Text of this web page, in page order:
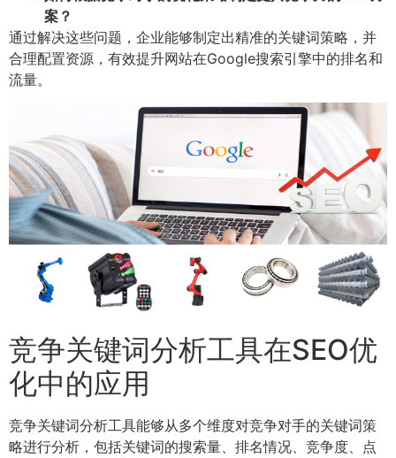
案？
通过解决这些问题，企业能够制定出精准的关键词策略，并
合理配置资源，有效提升网站在Google搜索引擎中的排名和
流量。
竞争关键词分析工具在SEO优
化中的应用
竞争关键词分析工具能够从多个维度对竞争对手的关键词策
略进行分析，包括关键词的搜索量、排名情况、竞争度、点